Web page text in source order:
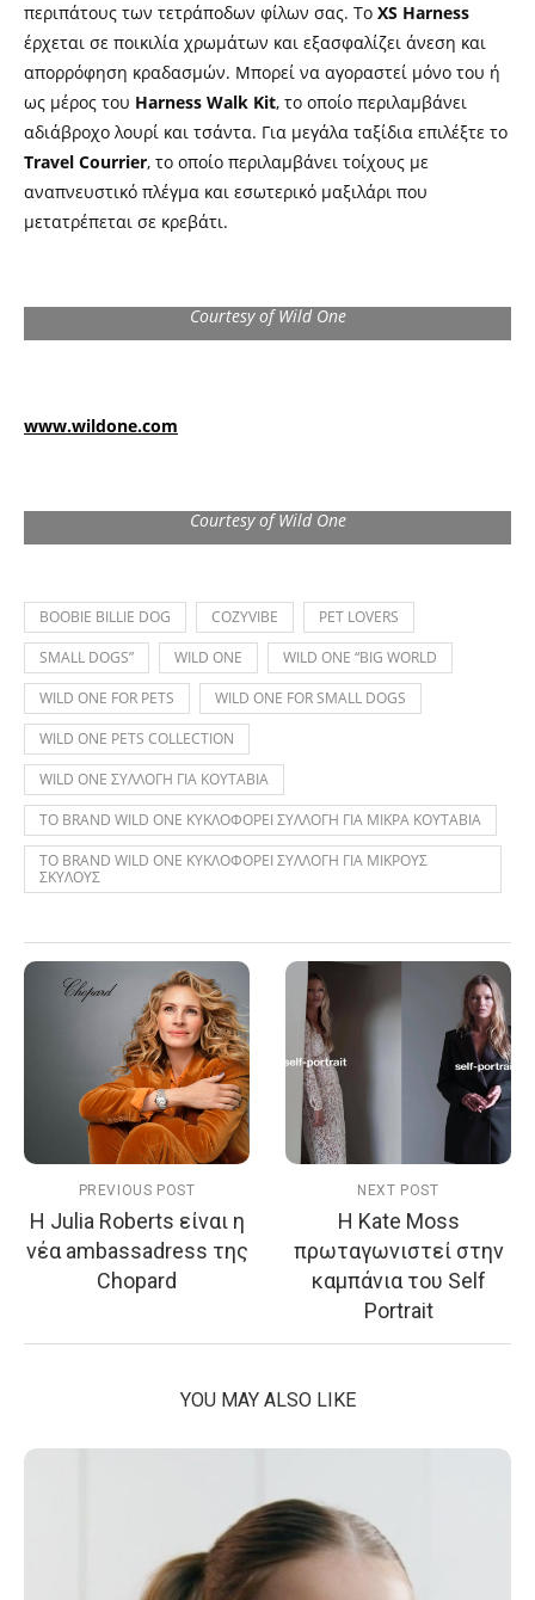
περιπάτους των τετράποδων φίλων σας. Το XS Harness
έρχεται σε ποικιλία χρωμάτων και εξασφαλίζει άνεση και
απορρόφηση κραδασμών. Μπορεί να αγοραστεί μόνο του ή
ως μέρος του Harness Walk Kit, το οποίο περιλαμβάνει
αδιάβροχο λουρί και τσάντα. Για μεγάλα ταξίδια επιλέξτε το
Travel Courrier, το οποίο περιλαμβάνει τοίχους με
αναπνευστικό πλέγμα και εσωτερικό μαξιλάρι που
μετατρέπεται σε κρεβάτι.
Courtesy of Wild One
www.wildone.com
Courtesy of Wild One
BOOBIE BILLIE DOG COZYVIBE
PET LOVERS
SMALL DOGS”
WILD ONE
WILD ONE “BIG WORLD
WILD ONE FOR PETS
WILD ONE FOR SMALL DOGS
WILD ONE PETS COLLECTION
WILD ONE ΣΥΛΛΟΓΗ ΓΙΑ ΚΟΥΤΑΒΙΑ
ΤΟ BRAND WILD ONE ΚΥΚΛΟΦΟΡΕΙ ΣΥΛΛΟΓΗ ΓΙΑ ΜΙΚΡΑ ΚΟΥΤΑΒΙΑ
ΤΟ BRAND WILD ONE ΚΥΚΛΟΦΟΡΕΙ ΣΥΛΛΟΓΗ ΓΙΑ ΜΙΚΡΟΥΣ
ΣΚΥΛΟΥΣ
PREVIOUS POST
Η Julia Roberts είναι η
νέα ambassadress της
Chopard
NEXT POST
Η Kate Moss
πρωταγωνιστεί στην
καμπάνια του Self
Portrait
YOU MAY ALSO LIKE